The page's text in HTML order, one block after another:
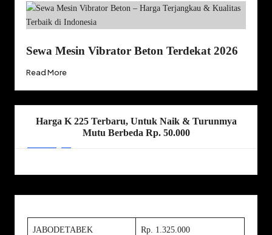
Sewa Mesin Vibrator Beton Terdekat 2026
Read More
Harga K 225 Terbaru, Untuk Naik & Turunmya
Mutu Berbeda Rp. 50.000
JABODETABEK Rp. 1.325.000